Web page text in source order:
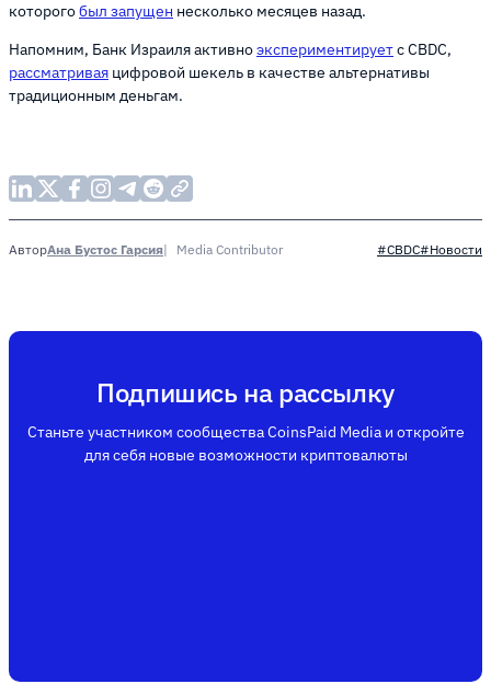
которогобыл запущен несколько месяцев назад.
Напомним, Банк Израиля активноэкспериментируетс CBDC,
рассматривая цифровой шекель в качестве альтернативы
традиционным деньгам.
АвторАна Бустос Гарсия Media Contributor #CBDC#Новости
Подпишись на рассылку
Станьте участником сообщества CoinsPaid Media и откройте
для себя новые возможности криптовалюты